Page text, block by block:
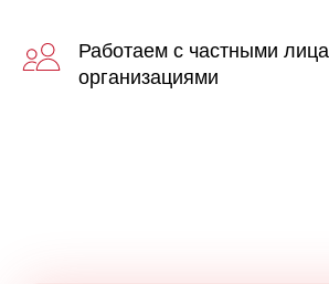
Работаем с частными
организациями